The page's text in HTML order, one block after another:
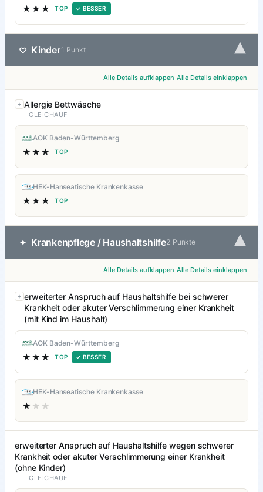
★★★ TOP ✓ BESSER
♡ Kinder1 Punkt ▾
Alle Details aufklappen Alle Details einklappen
Allergie Bettwäsche
GLEICHAUF
AOK Baden-Württemberg
★★★ TOP
HEK-Hanseatische Krankenkasse
★★★ TOP
✦ Krankenpflege / Haushaltshilfe2 Punkte ▾
Alle Details aufklappen Alle Details einklappen
erweiterter Anspruch auf Haushaltshilfe bei schwerer
Krankheit oder akuter Verschlimmerung einer Krankheit
(mit Kind im Haushalt)
AOK Baden-Württemberg
★★★ TOP ✓ BESSER
HEK-Hanseatische Krankenkasse
★ ★★
erweiterter Anspruch auf Haushaltshilfe wegen schwerer
Krankheit oder akuter Verschlimmerung einer Krankheit
(ohne Kinder)
GLEICHAUF